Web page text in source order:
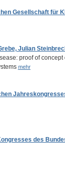
Gesellschaft für
Julian
proof of
mehr
des